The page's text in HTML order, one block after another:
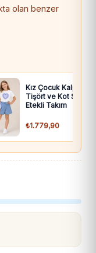
olan benzer
Kız Çocuk Kalpli
Tişört ve Kot Şort
Etekli Takım
₺1.779,90